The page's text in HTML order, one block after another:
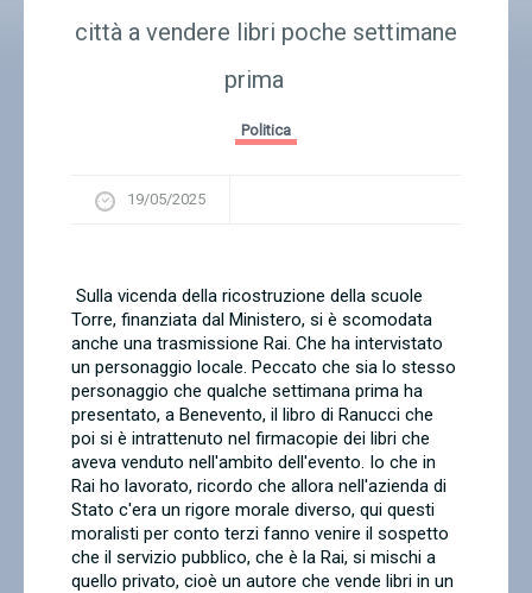
Carrello
città a vendere libri poche settimane
prima
Politica
19/05/2025
Sulla vicenda della ricostruzione della scuole
Torre, finanziata dal Ministero, si è scomodata
anche una trasmissione Rai. Che ha intervistato
un personaggio locale. Peccato che sia lo stesso
personaggio che qualche settimana prima ha
presentato, a Benevento, il libro di Ranucci che
poi si è intrattenuto nel firmacopie dei libri che
aveva venduto nell'ambito dell'evento. Io che in
Rai ho lavorato, ricordo che allora nell'azienda di
Stato c'era un rigore morale diverso, qui questi
moralisti per conto terzi fanno venire il sospetto
che il servizio pubblico, che è la Rai, si mischi a
quello privato, cioè un autore che vende libri in un